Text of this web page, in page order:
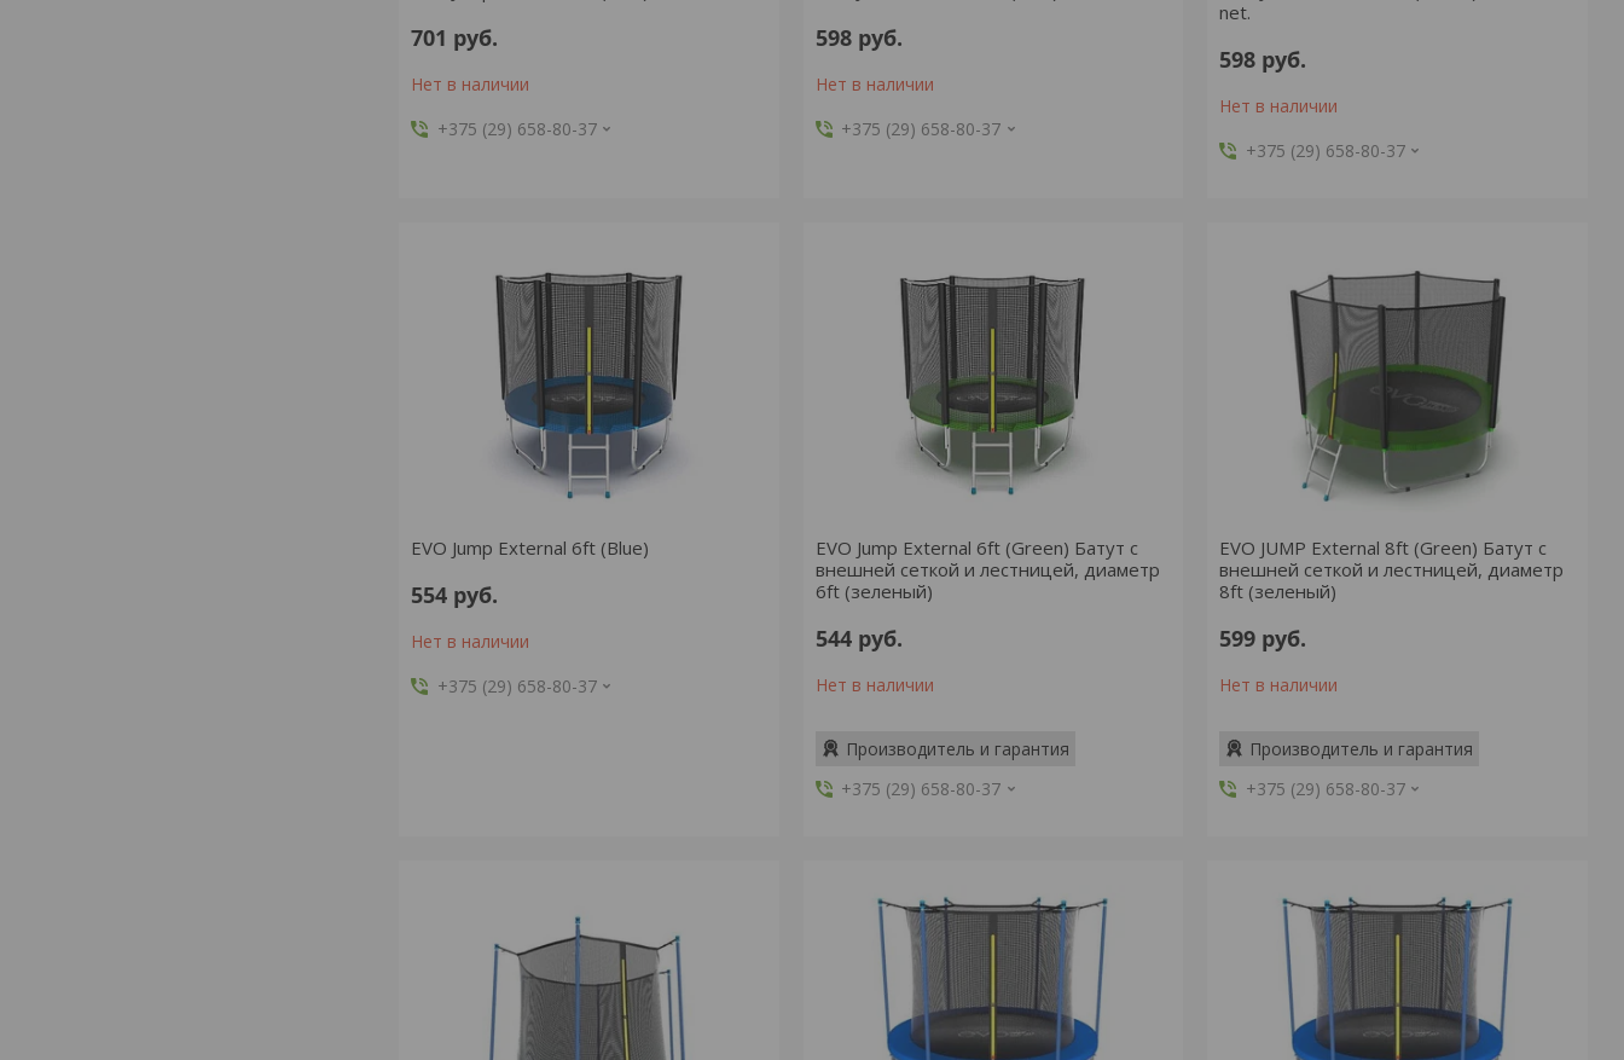
701 руб.
Нет в наличии
+375 (29) 658-80-37
598 руб.
Нет в наличии
+375 (29) 658-80-37
net.
598 руб.
Нет в наличии
+375 (29) 658-80-37
EVO Jump External 6ft (Blue)
554 руб.
Нет в наличии
+375 (29) 658-80-37
EVO Jump External 6ft (Green) Батут с
внешней сеткой и лестницей, диаметр
6ft (зеленый)
544 руб.
Нет в наличии
Производитель и гарантия
+375 (29) 658-80-37
EVO JUMP External 8ft (Green) Батут с
внешней сеткой и лестницей, диаметр
8ft (зеленый)
599 руб.
Нет в наличии
Производитель и гарантия
+375 (29) 658-80-37